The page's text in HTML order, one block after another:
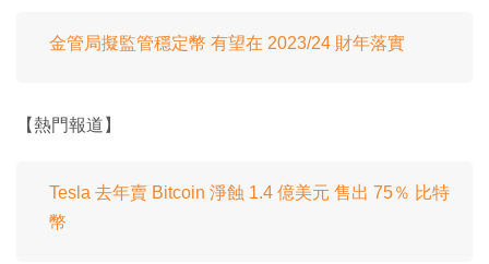
金管局擬監管穩定幣 有望在 2023/24 財年落實
【熱門報道】
Tesla 去年賣 Bitcoin 淨蝕 1.4 億美元 售出 75％ 比特
幣